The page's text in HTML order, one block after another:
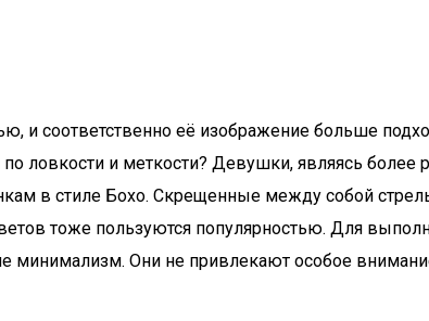
и соответственно её изображение больше
ловкости и меткости? Девушки, являясь
в стиле Бохо. Скрещенные между собой
тоже пользуются популярностью. Для
Они не привлекают особое